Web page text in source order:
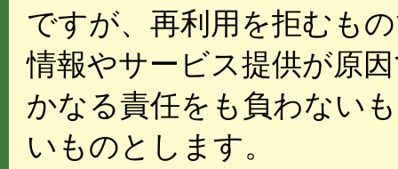
ですが、再利用を拒むも
情報やサービス提供が原
かなる責任をも負わない
いものとします。